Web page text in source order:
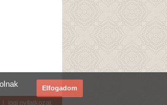
| jogi nyilatkozat
Elfogadom